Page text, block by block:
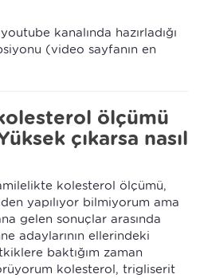
kanalında hazırladığı
(video sayfanın en
ölçümü
çıkarsa nasıl
kolesterol ölçümü,
yapılıyor bilmiyorum ama
gelen sonuçlar arasında
adaylarının ellerindeki
baktığım zaman
kolesterol, trigliserit